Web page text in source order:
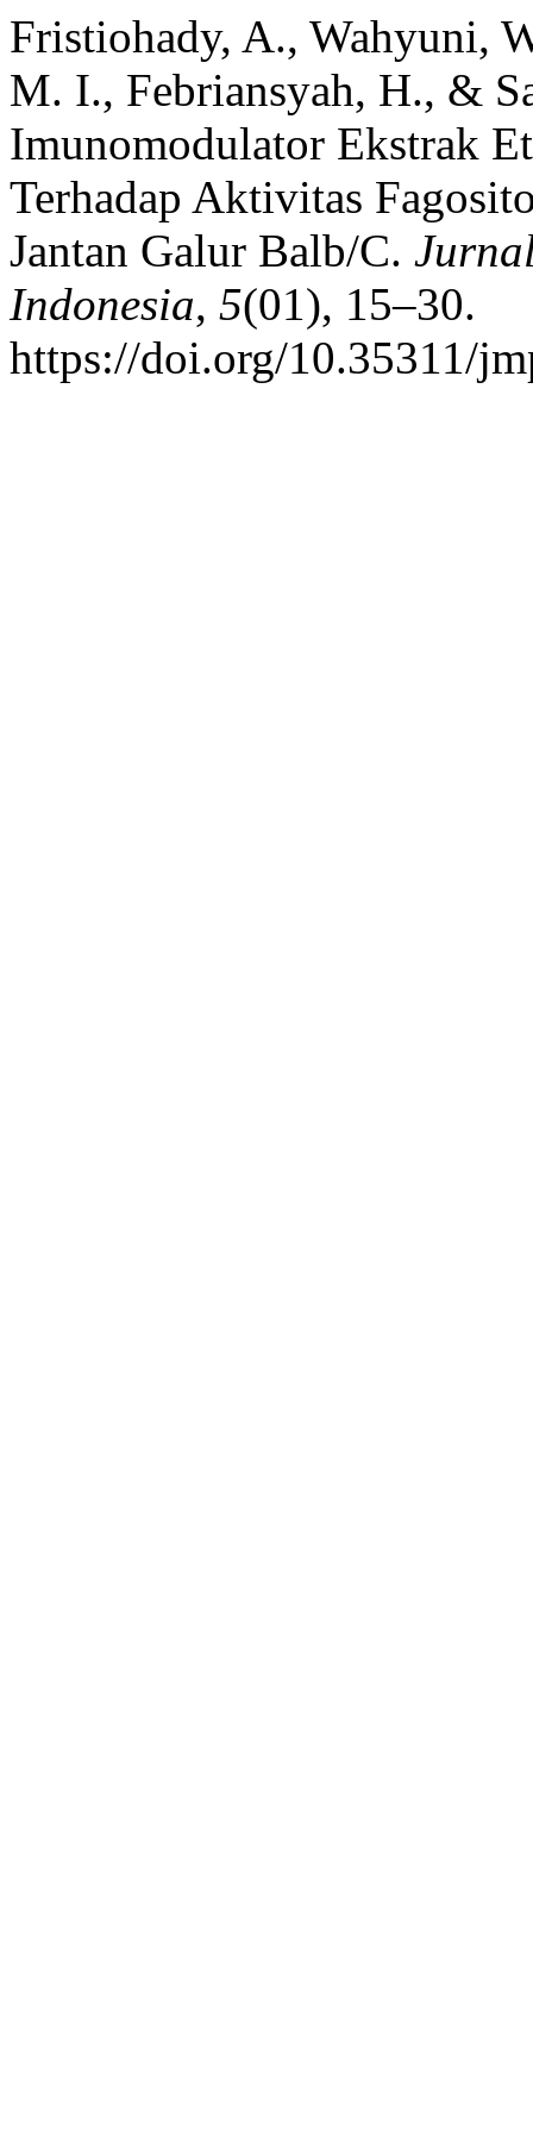
Fristiohady, A., Wahyuni,
M. I., Febriansyah, H., &
Imunomodulator Ekstrak
Terhadap Aktivitas
Jantan Galur Balb/C.
Indonesia, 5(01), 15–30.
https://doi.org/10.35311/